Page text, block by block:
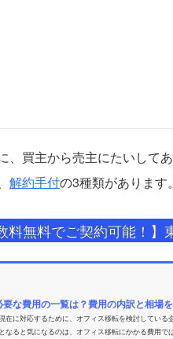
、買主から売主にたいして
解約手付の3種類があります
料無料でご契約可能！
な費用の一覧は？費用の内訳と相場
在に対応するために、オフィス移転を検討してい
なると気になるのは、オフィス移転にかかる費用